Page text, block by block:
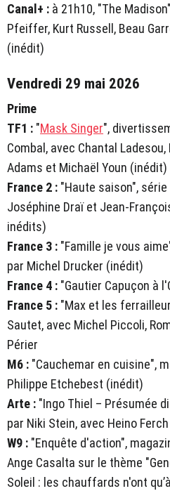
Canal+ : à 21h10, "The
Pfeiffer, Kurt Russell, Beau
(inédit)
Vendredi 29 mai 2026
Prime
TF1 : "Mask Singer",
Combal, avec Chantal Ladesou,
Adams et Michaël Youn (inédit)
France 2 : "Haute saison",
Joséphine Draï et Jean-
inédits)
France 3 : "Famille je vous
par Michel Drucker (inédit)
France 4 : "Gautier Capuçon à
France 5 : "Max et les
Sautet, avec Michel Piccoli,
Périer
M6 : "Cauchemar en cuisine",
Philippe Etchebest (inédit)
Arte : "Ingo Thiel – Présumée
par Niki Stein, avec Heino
W9 : "Enquête d'action",
Ange Casalta sur le thème
Soleil : les chauffards n'ont